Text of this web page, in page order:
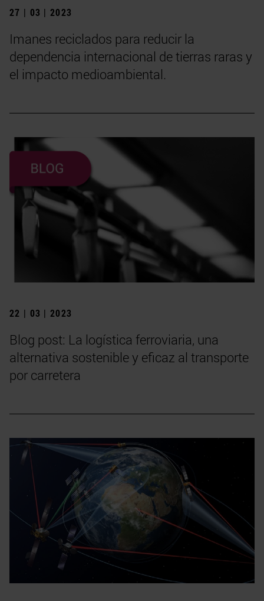
27 | 03 | 2023
Imanes reciclados para reducir la
dependencia internacional de tierras raras y
el impacto medioambiental.
22 | 03 | 2023
Blog post: La logística ferroviaria, una
alternativa sostenible y eficaz al transporte
por carretera